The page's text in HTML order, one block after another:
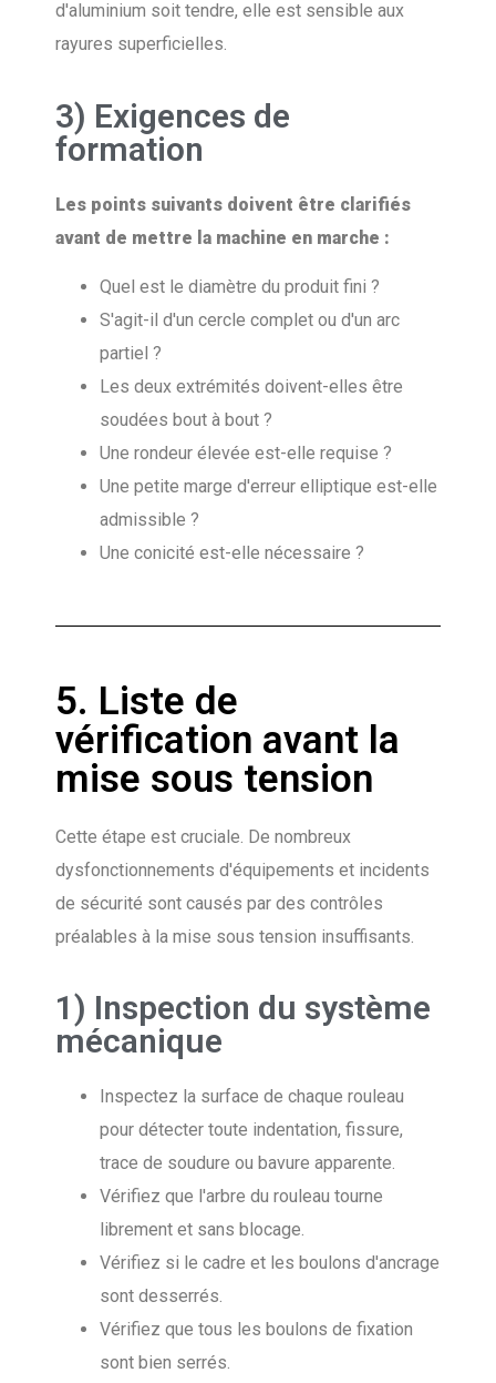
d'aluminium soit tendre, elle est sensible aux
rayures superficielles.
3) Exigences de
formation
Les points suivants doivent être clarifiés
avant de mettre la machine en marche :
Quel est le diamètre du produit fini ?
S'agit-il d'un cercle complet ou d'un arc
partiel ?
Les deux extrémités doivent-elles être
soudées bout à bout ?
Une rondeur élevée est-elle requise ?
Une petite marge d'erreur elliptique est-elle
admissible ?
Une conicité est-elle nécessaire ?
5. Liste de
vérification avant la
mise sous tension
Cette étape est cruciale. De nombreux
dysfonctionnements d'équipements et incidents
de sécurité sont causés par des contrôles
préalables à la mise sous tension insuffisants.
1) Inspection du système
mécanique
Inspectez la surface de chaque rouleau
pour détecter toute indentation, fissure,
trace de soudure ou bavure apparente.
Vérifiez que l'arbre du rouleau tourne
librement et sans blocage.
Vérifiez si le cadre et les boulons d'ancrage
sont desserrés.
Vérifiez que tous les boulons de fixation
sont bien serrés.